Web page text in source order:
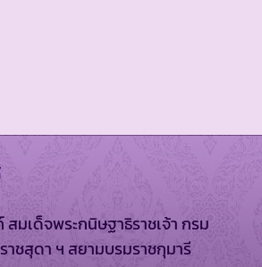
มเด็จพระกนิษฐาธิราชเจ้า กรม
าชสุดา ฯ สยามบรมราชกุมารี